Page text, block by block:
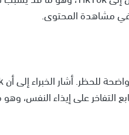
في مشاهدة المحتوى.
التفاخر على إيذاء النفس،